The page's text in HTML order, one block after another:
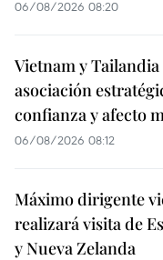
06/08/2026 08:20
Vietnam y
asociación
confianza y afecto
06/08/2026 08:12
Máximo dirigente
realizará visita de
y Nueva Zelanda